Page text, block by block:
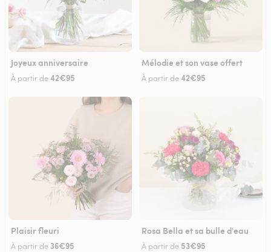
Joyeux anniversaire
À partir de42€95
Mélodie et son vase offert
À partir de42€95
Plaisir fleuri
À partir de 36€95
Rosa Bella et sa bulle d'eau
À partir de 53€95